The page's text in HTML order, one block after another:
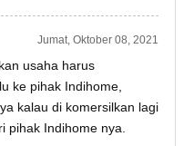
Jumat, Oktober 08, 2021
usaha harus
ke pihak Indihome,
kalau di komersilkan lagi
pihak Indihome nya.